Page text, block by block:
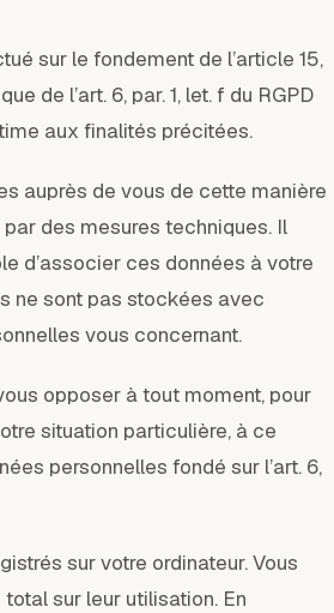
sur le fondement de l’article 15,
de l’art. 6, par. 1, let. f du RGPD
aux finalités précitées.
auprès de vous de cette manière
des mesures techniques. Il
d’associer ces données à votre
ne sont pas stockées avec
vous concernant.
opposer à tout moment, pour
situation particulière, à ce
personnelles fondé sur l’art. 6,
sur votre ordinateur. Vous
sur leur utilisation. En